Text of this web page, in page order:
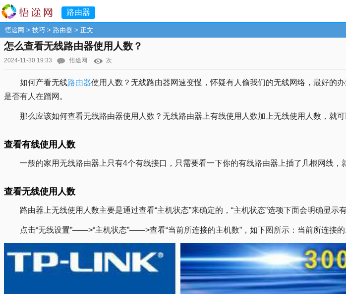
路由器
悟途网 > 技巧 > 路由器 > 正文
怎么查看无线路由器使用人数？
2024-11-30 19:33 悟途网 次
如何产看无线路由器使用人数？无线路由器网速变慢，怀疑有人偷我们的无线网络，最好的
是否有人在蹭网。
那么应该如何查看无线路由器使用人数？无线路由器上有线使用人数加上无线使用人数，就
查看有线使用人数
一般的家用无线路由器上只有4个有线接口，只需要看一下你的有线路由器上插了几根网线，
查看无线使用人数
路由器上无线使用人数主要是通过查看“主机状态”来确定的，“主机状态”选项下面会明确显
点击“无线设置”——>“主机状态”——>查看“当前所连接的主机数”，如下图所示：当前所连接